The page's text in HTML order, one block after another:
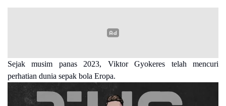
Sejak musim panas 2023, Viktor Gyokeres telah mencuri
perhatian dunia sepak bola Eropa.